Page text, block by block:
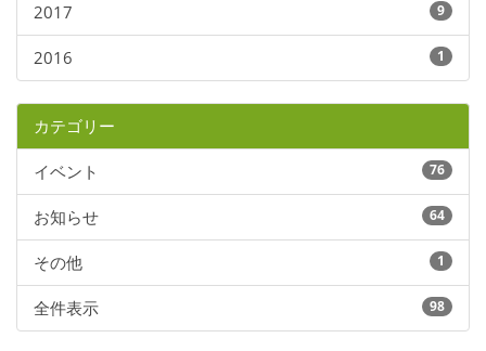
2017 9
2016 1
カテゴリー
イベント 76
お知らせ 64
その他 1
全件表示 98